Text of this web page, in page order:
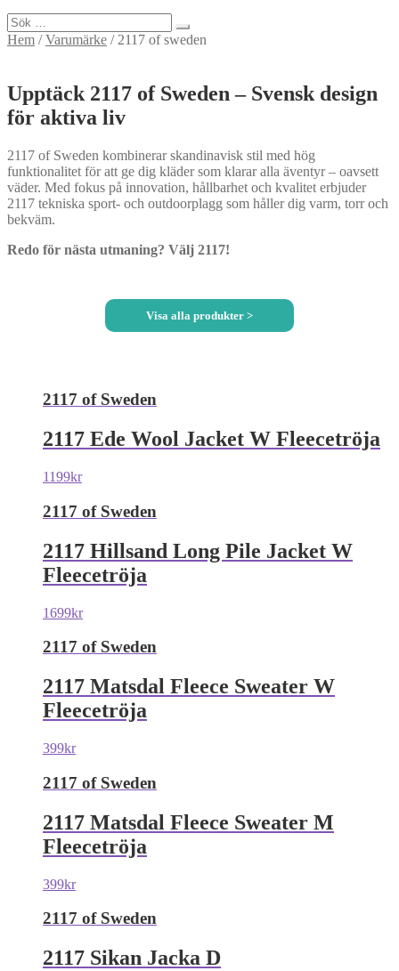
Sök
efter:
Hem /Varumärke / 2117 of sweden
Upptäck 2117 of Sweden – Svensk design
för aktiva liv
2117 of Sweden kombinerar skandinavisk stil med hög
funktionalitet för att ge dig kläder som klarar alla äventyr – oavsett
väder. Med fokus på innovation, hållbarhet och kvalitet erbjuder
2117 tekniska sport- och outdoorplagg som håller dig varm, torr och
bekväm.
Redo för nästa utmaning? Välj 2117!
Visa alla produkter >
2117 of Sweden
2117 Ede Wool Jacket W Fleecetröja
1199kr
2117 of Sweden
2117 Hillsand Long Pile Jacket W
Fleecetröja
1699kr
2117 of Sweden
2117 Matsdal Fleece Sweater W
Fleecetröja
399kr
2117 of Sweden
2117 Matsdal Fleece Sweater M
Fleecetröja
399kr
2117 of Sweden
2117 Sikan Jacka D